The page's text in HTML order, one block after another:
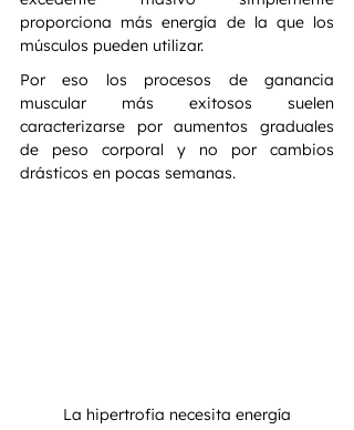
proporciona más energía de la que los
músculos pueden utilizar.
Por eso los procesos de ganancia
muscular más exitosos suelen
caracterizarse por aumentos graduales
de peso corporal y no por cambios
drásticos en pocas semanas.
La hipertrofia necesita energía